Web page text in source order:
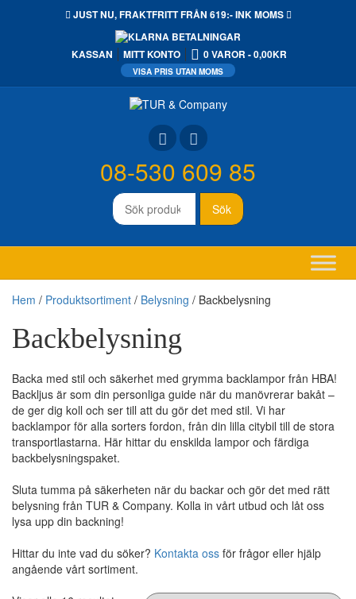
JUST NU,FRAKTFRITTFRÅN 619:- INK MOMS
KASSAN MITT KONTO 0 VAROR 0,00KR
Sök
efter:
Sök
08-530 609 85
Hem / Produktsortiment / Belysning / Backbelysning
Backbelysning
Backa med stil och säkerhet med grymma backlampor från HBA!
Backljus är som din personliga guide när du manövrerar bakåt –
de ger dig koll och ser till att du gör det med stil. Vi har
backlampor för alla sorters fordon, från din lilla citybil till de stora
transportlastarna. Här hittar du enskilda lampor och färdiga
backbelysningspaket.
Sluta tumma på säkerheten när du backar och gör det med rätt
belysning från TUR & Company. Kolla in vårt utbud och låt oss
lysa upp din backning!
Hittar du inte vad du söker? Kontakta oss för frågor eller hjälp
angående vårt sortiment.